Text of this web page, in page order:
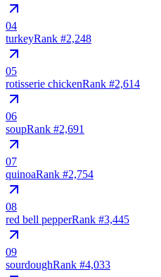
04
turkeyRank #2,248
05
rotisserie chickenRank #2,614
06
soupRank #2,691
07
quinoaRank #2,754
08
red bell pepperRank #3,445
09
sourdoughRank #4,033